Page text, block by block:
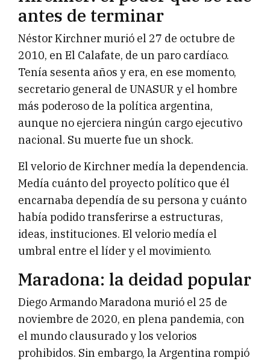
antes de terminar
Néstor Kirchner murió el 27 de octubre de
2010, en El Calafate, de un paro cardíaco.
Tenía sesenta años y era, en ese momento,
secretario general de UNASUR y el hombre
más poderoso de la política argentina,
aunque no ejerciera ningún cargo ejecutivo
nacional. Su muerte fue un shock.
El velorio de Kirchner medía la dependencia.
Medía cuánto del proyecto político que él
encarnaba dependía de su persona y cuánto
había podido transferirse a estructuras,
ideas, instituciones. El velorio medía el
umbral entre el líder y el movimiento.
Maradona: la deidad popular
Diego Armando Maradona murió el 25 de
noviembre de 2020, en plena pandemia, con
el mundo clausurado y los velorios
prohibidos. Sin embargo, la Argentina rompió